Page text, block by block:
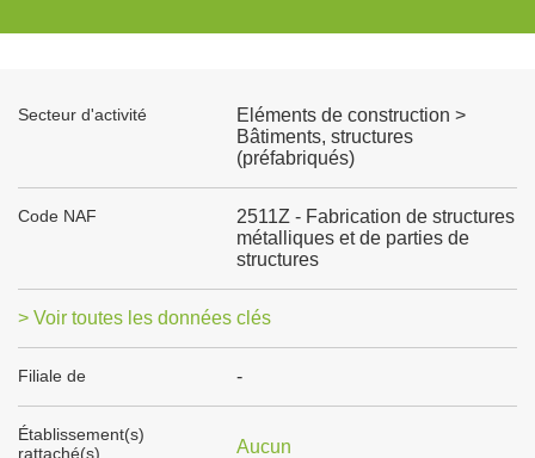
Secteur d'activité
Eléments de construction >
Bâtiments, structures
(préfabriqués)
Code NAF
2511Z - Fabrication de structures
métalliques et de parties de
structures
> Voir toutes les données clés
Filiale de -
Établissement(s)
rattaché(s)
Aucun